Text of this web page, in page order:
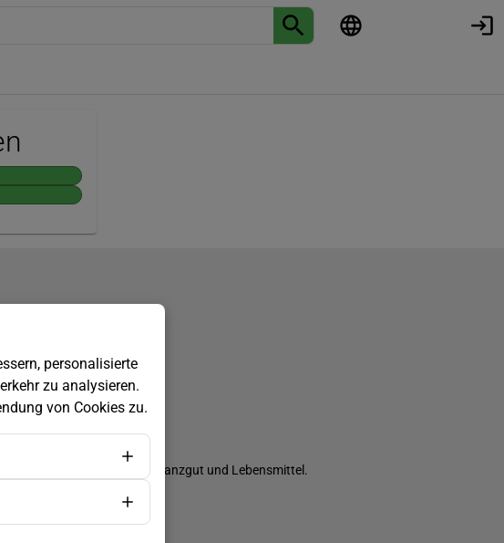
im Bereich Saatgut, Pflanzgut und Lebensmittel.
personalisierte
zu analysieren.
von Cookies zu.